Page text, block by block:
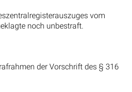
vom
noch unbestraft.
der Vorschrift des § 316